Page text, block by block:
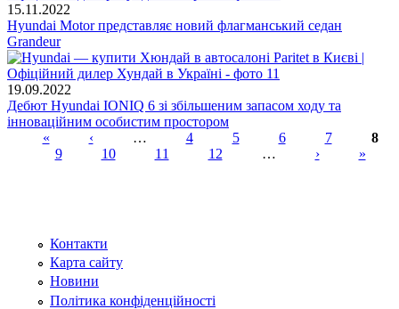
15.11.2022
Hyundai Motor представляє новий флагманський седан
Grandeur
19.09.2022
Дебют Hyundai IONIQ 6 зі збільшеним запасом ходу та
інноваційним особистим простором
Сторінки
« ‹ … 4 5 6 7
8
9
10 11 12 … › »
Контакти
Карта сайту
Новини
Політика конфіденційності